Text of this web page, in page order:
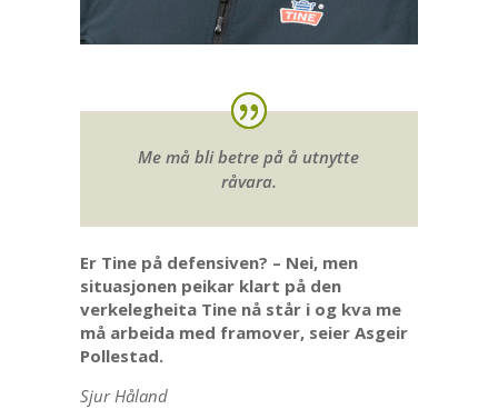
Me må bli betre på å utnytte
råvara.
Er Tine på defensiven? – Nei, men
situasjonen peikar klart på den
verkelegheita Tine nå står i og kva me
må arbeida med framover, seier Asgeir
Pollestad.
Sjur Håland